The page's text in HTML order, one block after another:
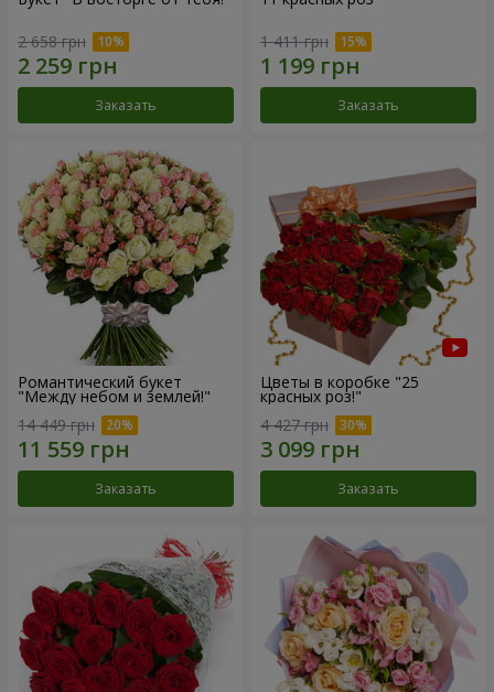
2 658 грн
Заказать
1 411 грн
Заказать
Романтический букет
"Между небом и землей!"
14 449 грн
Заказать
Цветы в коробке "25
красных роз!"
4 427 грн
Заказать